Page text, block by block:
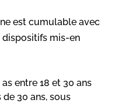
est cumulable avec
dispositifs mis-en
entre 18 et 30 ans
30 ans, sous